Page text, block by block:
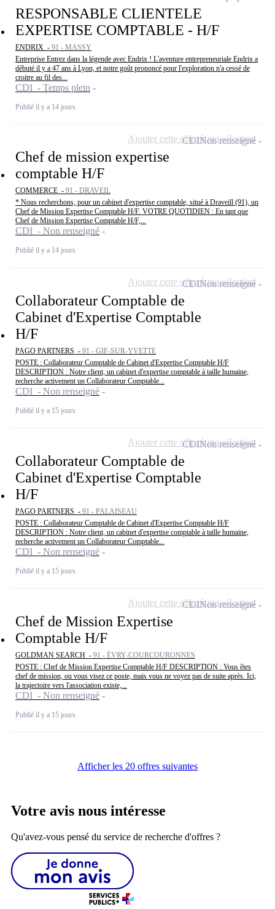
RESPONSABLE CLIENTELE
EXPERTISE COMPTABLE - H/F
ENDRIX - 91 - MASSY
Entreprise Entrez dans la légende avec Endrix ! L'aventure entrepreneuriale Endrix a
débuté il y a 47 ans à Lyon, et notre goût prononcé pour l'exploration n'a cessé de
croitre au fil des...
CDI - Temps plein
Publié il y a 14 jours
Chef de mission expertise
comptable H/F
COMMERCE - 91 - DRAVEIL
* Nous recherchons, pour un cabinet d'expertise comptable, situé à Draveill (91), un
Chef de Mission Expertise Comptable H/F. VOTRE QUOTIDIEN : En tant que
Chef de Mission Expertise Comptable H/F,...
CDI - Non renseigné
Publié il y a 14 jours
CDINon renseigné
Ajouter cette offre à ma sélection
Collaborateur Comptable de
Cabinet d'Expertise Comptable
H/F
PAGO PARTNERS - 91 - GIF-SUR-YVETTE
POSTE : Collaborateur Comptable de Cabinet d'Expertise Comptable H/F
DESCRIPTION : Notre client, un cabinet d'expertise comptable à taille humaine,
recherche activement un Collaborateur Comptable...
CDI - Non renseigné
Publié il y a 15 jours
CDINon renseigné
Ajouter cette offre à ma sélection
Collaborateur Comptable de
Cabinet d'Expertise Comptable
H/F
PAGO PARTNERS - 91 - PALAISEAU
POSTE : Collaborateur Comptable de Cabinet d'Expertise Comptable H/F
DESCRIPTION : Notre client, un cabinet d'expertise comptable à taille humaine,
recherche activement un Collaborateur Comptable...
CDI - Non renseigné
Publié il y a 15 jours
CDINon renseigné
Ajouter cette offre à ma sélection
Chef de Mission Expertise
Comptable H/F
GOLDMAN SEARCH - 91 - ÉVRY-COURCOURONNES
POSTE : Chef de Mission Expertise Comptable H/F DESCRIPTION : Vous êtes
chef de mission, ou vous visez ce poste, mais vous ne voyez pas de suite après. Ici,
la trajectoire vers l'association existe,...
CDI - Non renseigné
Publié il y a 15 jours
CDINon renseigné
Ajouter cette offre à ma sélection
Afficher les 20 offres suivantes
Votre avis nous intéresse
Qu'avez-vous pensé du service de recherche d'offres ?